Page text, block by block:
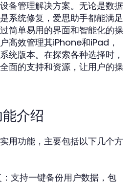
备管理解决方案。无论是数据
系统修复，爱思助手都能满足
简单易用的界面和智能化的操
高效管理其iPhone和iPad，
统版本。在探索各种选择时，
面的支持和资源，让用户的操
介绍
用功能，主要包括以下几个方
支持一键备份用户数据，包